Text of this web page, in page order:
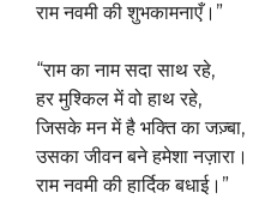
राम नवमी की शुभकामनाएँ।”
“राम का नाम सदा साथ रहे,
हर मुश्किल में वो हाथ रहे,
जिसके मन में है भक्ति का जज़्बा,
उसका जीवन बने हमेशा नज़ारा।
राम नवमी की हार्दिक बधाई।”